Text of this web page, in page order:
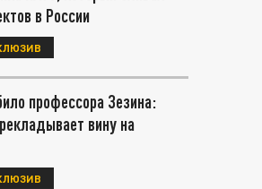
в России
профессора Зезина:
вину на